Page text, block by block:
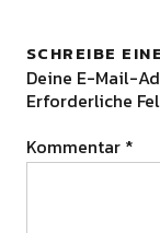
SCHREIBE
Deine E-Mail-
Erforderliche
Kommentar *